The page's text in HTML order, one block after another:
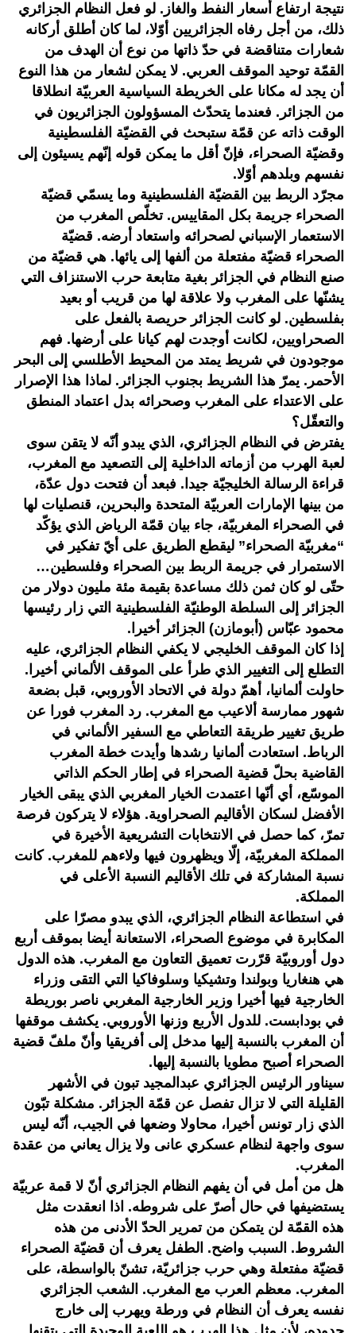
نتيجة ارتفاع أسعار النفط والغاز. لو فعل النظام الجزائري
ذلك، من أجل رفاه الجزائريين أوّلا، لما كان أطلق أركانه
شعارات متناقضة في حدّ ذاتها من نوع أن الهدف من
القمّة توحيد الموقف العربي. لا يمكن لشعار من هذا النوع
أن يجد له مكانا على الخريطة السياسية العربيّة انطلاقا
من الجزائر. فعندما يتحدّث المسؤولون الجزائريون في
الوقت ذاته عن قمّة ستبحث في القضيّة الفلسطينية
وقضيّة الصحراء، فإنّ أقل ما يمكن قوله إنّهم يسيئون إلى
نفسهم وبلدهم أوّلا.
مجرّد الربط بين القضيّة الفلسطينية وما يسمّي قضيّة
الصحراء جريمة بكل المقاييس. تخلّص المغرب من
الاستعمار الإسباني لصحرائه واستعاد أرضه. قضيّة
الصحراء قضيّة مفتعلة من ألفها إلى يائها. هي قضيّة من
صنع النظام في الجزائر بغية متابعة حرب الاستنزاف التي
يشنّها على المغرب ولا علاقة لها من قريب أو بعيد
بفلسطين. لو كانت الجزائر حريصة بالفعل على
الصحراويين، لكانت أوجدت لهم كيانا على أرضها. فهم
موجودون في شريط يمتد من المحيط الأطلسي إلى البحر
الأحمر. يمرّ هذا الشريط بجنوب الجزائر. لماذا هذا الإصرار
على الاعتداء على المغرب وصحرائه بدل اعتماد المنطق
والتعقّل؟
يفترض في النظام الجزائري، الذي يبدو أنّه لا يتقن سوى
لعبة الهرب من أزماته الداخلية إلى التصعيد مع المغرب،
قراءة الرسالة الخليجيّة جيدا. فبعد أن فتحت دول عدّة،
من بينها الإمارات العربيّة المتحدة والبحرين، قنصليات لها
في الصحراء المغربيّة، جاء بيان قمّة الرياض الذي يؤكّد
“مغربيّة الصحراء” ليقطع الطريق على أيّ تفكير في
الاستمرار في جريمة الربط بين الصحراء وفلسطين…
حتّى لو كان ثمن ذلك مساعدة بقيمة مئة مليون دولار من
الجزائر إلى السلطة الوطنيّة الفلسطينية التي زار رئيسها
محمود عبّاس (أبومازن) الجزائر أخيرا.
إذا كان الموقف الخليجي لا يكفي النظام الجزائري، عليه
التطلع إلى التغيير الذي طرأ على الموقف الألماني أخيرا.
حاولت ألمانيا، أهمّ دولة في الاتحاد الأوروبي، قبل بضعة
شهور ممارسة ألاعيب مع المغرب. رد المغرب فورا عن
طريق تغيير طريقة التعاطي مع السفير الألماني في
الرباط. استعادت ألمانيا رشدها وأيدت خطة المغرب
القاضية بحلّ قضية الصحراء في إطار الحكم الذاتي
الموسّع، أي أنّها اعتمدت الخيار المغربي الذي يبقى الخيار
الأفضل لسكان الأقاليم الصحراوية. هؤلاء لا يتركون فرصة
تمرّ، كما حصل في الانتخابات التشريعية الأخيرة في
المملكة المغربيّة، إلّا ويظهرون فيها ولاءهم للمغرب. كانت
نسبة المشاركة في تلك الأقاليم النسبة الأعلى في
المملكة.
في استطاعة النظام الجزائري، الذي يبدو مصرّا على
المكابرة في موضوع الصحراء، الاستعانة أيضا بموقف أربع
دول أوروبيّة قرّرت تعميق التعاون مع المغرب. هذه الدول
هي هنغاريا وبولندا وتشيكيا وسلوفاكيا التي التقى وزراء
الخارجية فيها أخيرا وزير الخارجية المغربي ناصر بوريطة
في بودابست. للدول الأربع وزنها الأوروبي. يكشف موقفها
أن المغرب بالنسبة إليها مدخل إلى أفريقيا وأنّ ملفّ قضية
الصحراء أصبح مطويا بالنسبة إليها.
سيناور الرئيس الجزائري عبدالمجيد تبون في الأشهر
القليلة التي لا تزال تفصل عن قمّة الجزائر. مشكلة تبّون
الذي زار تونس أخيرا، محاولا وضعها في الجيب، أنّه ليس
سوى واجهة لنظام عسكري عانى ولا يزال يعاني من عقدة
المغرب.
هل من أمل في أن يفهم النظام الجزائري أنّ لا قمة عربيّة
يستضيفها في حال أصرّ على شروطه. اذا انعقدت مثل
هذه القمّة لن يتمكن من تمرير الحدّ الأدنى من هذه
الشروط. السبب واضح. الطفل يعرف أن قضيّة الصحراء
قضيّة مفتعلة وهي حرب جزائريّة، تشنّ بالواسطة، على
المغرب. معظم العرب مع المغرب. الشعب الجزائري
نفسه يعرف أن النظام في ورطة ويهرب إلى خارج